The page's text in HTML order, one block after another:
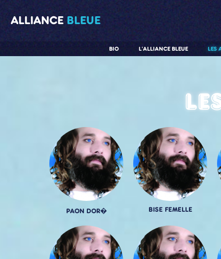
ALLIANCE BLEUE
LES
L'ALLIANCE BLEUE
BIO
PAON DOR� BISE FEMELLE